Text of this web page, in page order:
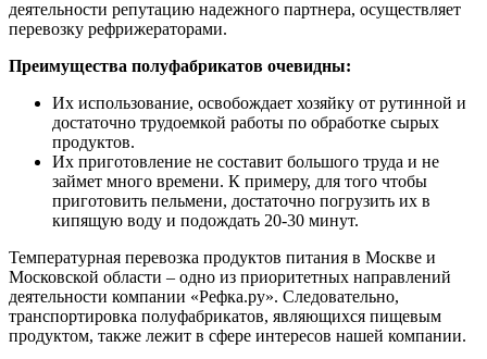
деятельности репутацию надежного партнера, осуществляет
перевозку рефрижераторами.
Преимущества полуфабрикатов очевидны:
Их использование, освобождает хозяйку от рутинной и
достаточно трудоемкой работы по обработке сырых
продуктов.
Их приготовление не составит большого труда и не
займет много времени. К примеру, для того чтобы
приготовить пельмени, достаточно погрузить их в
кипящую воду и подождать 20-30 минут.
Температурная перевозка продуктов питания в Москве и
Московской области – одно из приоритетных направлений
деятельности компании «Рефка.ру». Следовательно,
транспортировка полуфабрикатов, являющихся пищевым
продуктом, также лежит в сфере интересов нашей компании.